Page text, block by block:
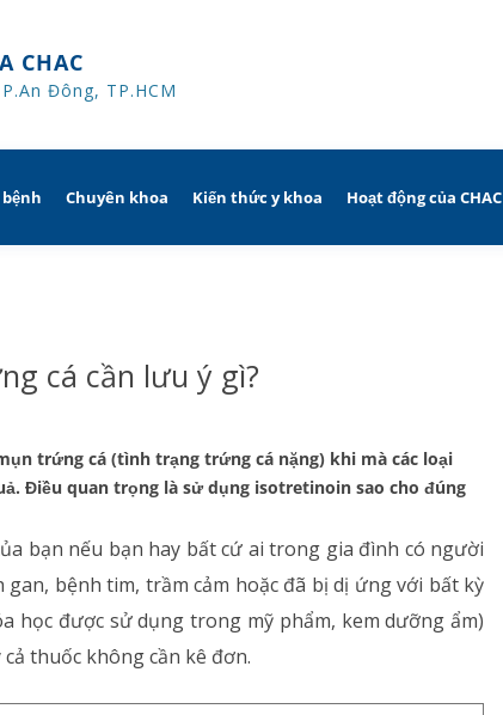
CHAC
Đông, TP.HCM
Chuyên khoa
Rối loạn giấc ngủ
Phục hồi chức năng Hô hấp
Dị ứng – Miễn dịch
Tim mạch
Rối loạn chuyển hóa
Kiến thức y khoa Hoạt động của CHAC
cá cần lưu ý gì?
trứng cá (tình trạng trứng cá nặng) khi mà các loại
Điều quan trọng là sử dụng isotretinoin sao cho đúng
bạn nếu bạn hay bất cứ ai trong gia đình có người
bệnh tim, trầm cảm hoặc đã bị dị ứng với bất kỳ
học được sử dụng trong mỹ phẩm, kem dưỡng ẩm)
thuốc không cần kê đơn.